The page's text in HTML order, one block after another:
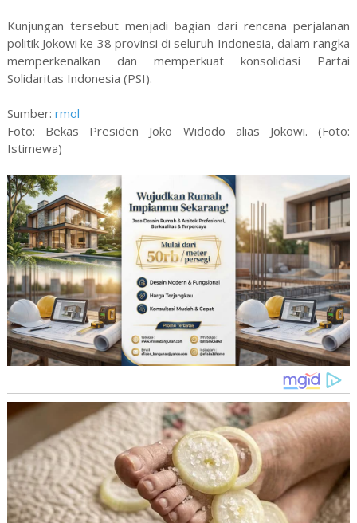
Kunjungan tersebut menjadi bagian dari rencana perjalanan
politik Jokowi ke 38 provinsi di seluruh Indonesia, dalam rangka
memperkenalkan dan memperkuat konsolidasi Partai
Solidaritas Indonesia (PSI).
Sumber: rmol
Foto: Bekas Presiden Joko Widodo alias Jokowi. (Foto:
Istimewa)